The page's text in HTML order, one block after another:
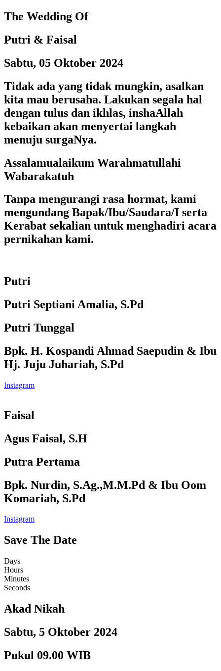
The Wedding Of
Putri & Faisal
Sabtu, 05 Oktober 2024
Tidak ada yang tidak mungkin, asalkan
kita mau berusaha. Lakukan segala hal
dengan tulus dan ikhlas, inshaAllah
kebaikan akan menyertai langkah
menuju surgaNya.
Assalamualaikum Warahmatullahi
Wabarakatuh
Tanpa mengurangi rasa hormat, kami
mengundang Bapak/Ibu/Saudara/I serta
Kerabat sekalian untuk menghadiri acara
pernikahan kami.
Putri
Putri Septiani Amalia, S.Pd
Putri Tunggal
Bpk. H. Kospandi Ahmad Saepudin & Ibu
Hj. Juju Juhariah, S.Pd
Instagram
Faisal
Agus Faisal, S.H
Putra Pertama
Bpk. Nurdin, S.Ag.,M.M.Pd & Ibu Oom
Komariah, S.Pd
Instagram
Save The Date
Days
Hours
Minutes
Seconds
Akad Nikah
Sabtu, 5 Oktober 2024
Pukul 09.00 WIB